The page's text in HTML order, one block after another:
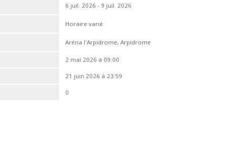
6 juil. 2026 - 9 juil. 2026
Horaire varié
Aréna l'Arpidrome, Arpidrome
2 mai 2026 à 09:00
21 juin 2026 à 23:59
0